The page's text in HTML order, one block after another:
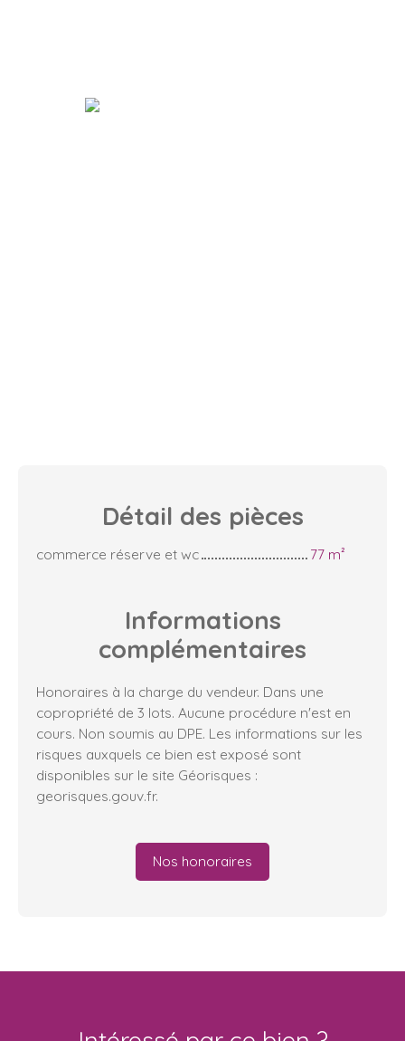
Détail des pièces
commerce réserve et wc 77 m²
Informations
complémentaires
Honoraires à la charge du vendeur. Dans une
copropriété de 3 lots. Aucune procédure n'est en
cours. Non soumis au DPE. Les informations sur les
risques auxquels ce bien est exposé sont
disponibles sur le site Géorisques :
georisques.gouv.fr.
Nos honoraires